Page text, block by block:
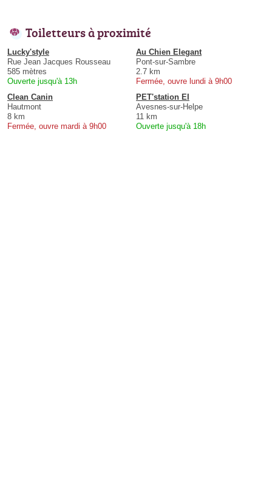
Toiletteurs à proximité
Lucky'style
Rue Jean Jacques Rousseau
585 mètres
Ouverte jusqu'à 13h
Au Chien Elegant
Pont-sur-Sambre
2.7 km
Fermée, ouvre lundi à 9h00
Clean Canin
Hautmont
8 km
Fermée, ouvre mardi à 9h00
PET'station EI
Avesnes-sur-Helpe
11 km
Ouverte jusqu'à 18h